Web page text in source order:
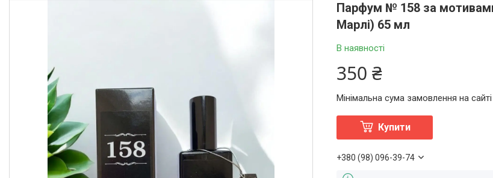
Парфум № 158 за
Марлі) 65 мл
В наявності
350 ₴
Мінімальна сума замовлення на
Купити
+380 (98) 096-39-74